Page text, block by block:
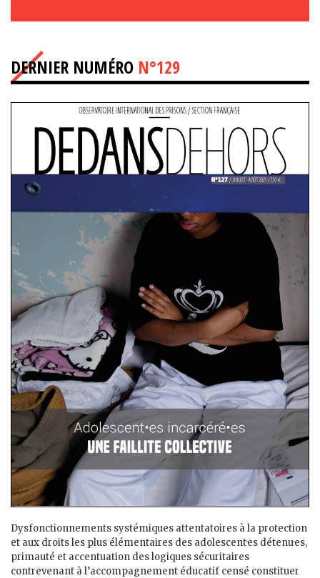
DERNIER NUMÉRO N°129
Dysfonctionnements systémiques attentatoires à la protection
et aux droits les plus élémentaires des adolescent·es détenu·es,
primauté et accentuation des logiques sécuritaires
contrevenant à l’accompagnement éducatif censé constituer